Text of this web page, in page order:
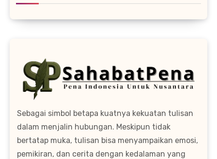
Sebagai simbol betapa kuatnya kekuatan tulisan
dalam menjalin hubungan. Meskipun tidak
bertatap muka, tulisan bisa menyampaikan emosi,
pemikiran, dan cerita dengan kedalaman yang